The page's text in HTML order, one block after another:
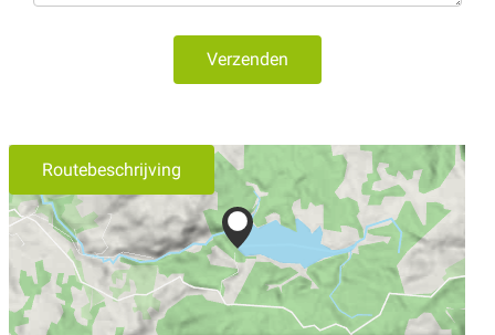
Verzenden
Routebeschrijving